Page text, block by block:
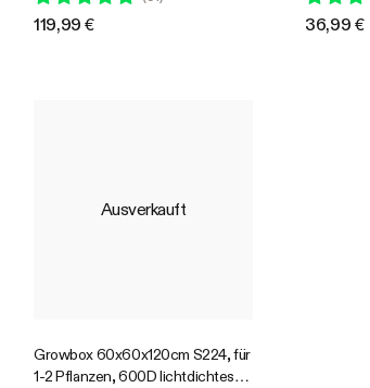
Pflanzenanbau
119,99 €
cm
60×60,
36,99 €
Ausverkauft
Growbox 60x60x120cm S224, für
1-2 Pflanzen, 600D lichtdichtes